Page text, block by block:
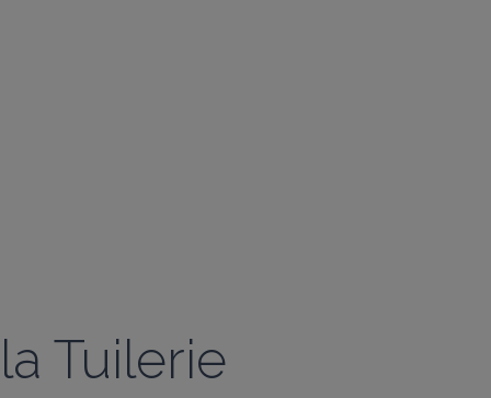
la Tuilerie